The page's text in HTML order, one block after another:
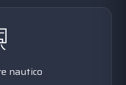
nautico